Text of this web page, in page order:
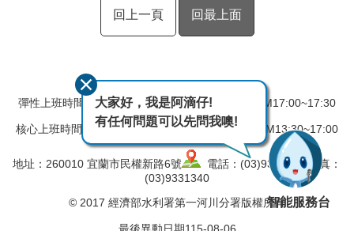
回上一頁 回最上面
彈性上班時間：AM08:00~08:30 彈性下班時間：PM17:00~17:30
核心上班時間：星期一 ~ 星期五 AM08:30~12:30 PM13:30~17:00
地址：260010 宜蘭市民權新路6號
電話：(03)9324031 傳真：
(03)9331340
© 2017 經濟部水利署第一河川分署版權所有
大家好，我是阿滴仔!
有任何問題可以先問我噢!
智能服務台